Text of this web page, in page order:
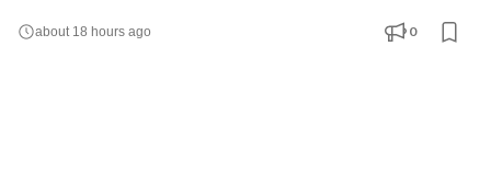
極的に募集しています。 AIを相棒に、圧倒的なスピードと品質を
実現し、最先端の技術を使いこなすエンジニアへ成長したい方を
about 18 hours ago 0